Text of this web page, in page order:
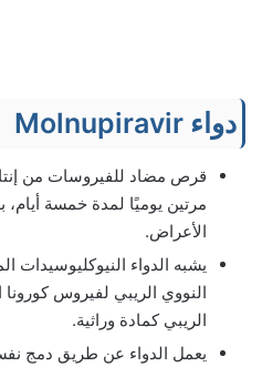
دواء Molnupiravir
قرص مضاد للفيروسات من
مرتين يوميًا لمدة خمسة
الأعراض.
يشبه الدواء
النووي الريبي لفيروس
الريبي كمادة وراثية.
يعمل الدواء عن طريق دمج